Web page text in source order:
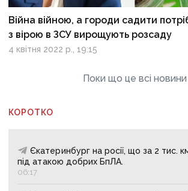
Війна війною, а городи садити
з вірою в ЗСУ вирощують розсаду
4 квітня 2022 р., 19:15
Поки що це всі новини
КОРОТКО
Єкатеринбург на росії, що за 2 тис.
під атакою добрих БпЛА.
06:17